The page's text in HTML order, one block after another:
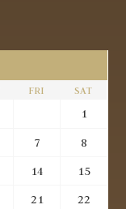
FRI SAT
1
7
8
14
15
21
22